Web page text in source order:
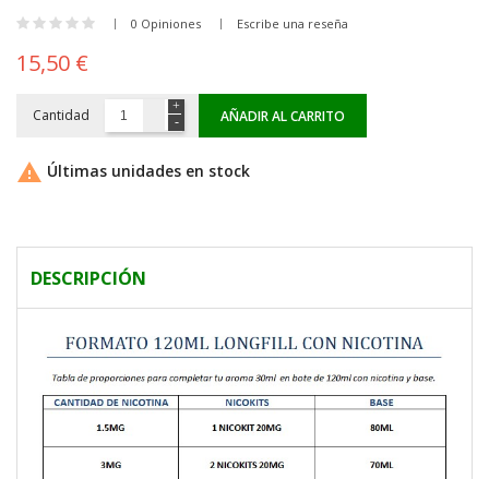
0 Opiniones Escribe una reseña
15,50 €
Cantidad AÑADIR AL CARRITO
 Últimas unidades en stock
DESCRIPCIÓN